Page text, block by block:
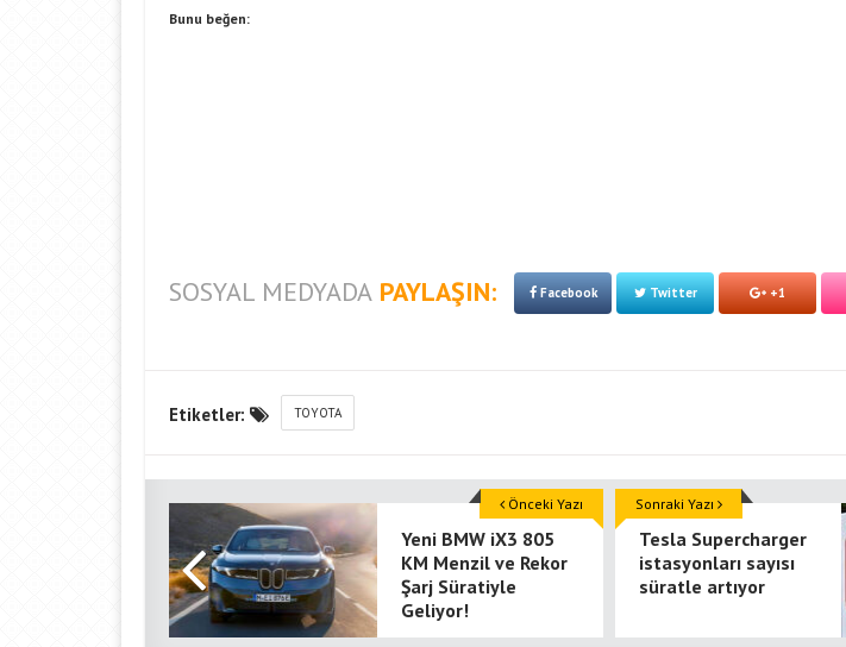
Bunu beğen:
SOSYAL MEDYADA PAYLAŞIN: Facebook Twitter +1
Etiketler: TOYOTA
Yeni BMW iX3 805
KM Menzil ve Rekor
Şarj Süratiyle
Geliyor!
Önceki Yazı
Tesla Supercharger
istasyonları sayısı
süratle artıyor
Sonraki Yazı